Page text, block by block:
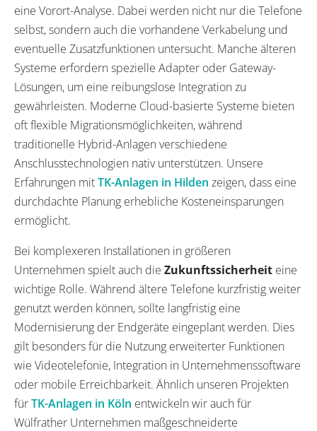
eine Vorort-Analyse. Dabei werden nicht nur die Telefone
selbst, sondern auch die vorhandene Verkabelung und
eventuelle Zusatzfunktionen untersucht. Manche älteren
Systeme erfordern spezielle Adapter oder Gateway-
Lösungen, um eine reibungslose Integration zu
gewährleisten. Moderne Cloud-basierte Systeme bieten
oft flexible Migrationsmöglichkeiten, während
traditionelle Hybrid-Anlagen verschiedene
Anschlusstechnologien nativ unterstützen. Unsere
Erfahrungen mitTK-Anlagen in Hilden zeigen, dass eine
durchdachte Planung erhebliche Kosteneinsparungen
ermöglicht.
Bei komplexeren Installationen in größeren
Unternehmen spielt auch die Zukunftssicherheit eine
wichtige Rolle. Während ältere Telefone kurzfristig weiter
genutzt werden können, sollte langfristig eine
Modernisierung der Endgeräte eingeplant werden. Dies
gilt besonders für die Nutzung erweiterter Funktionen
wie Videotelefonie, Integration in Unternehmenssoftware
oder mobile Erreichbarkeit. Ähnlich unseren Projekten
fürTK-Anlagen in Köln entwickeln wir auch für
Wülfrather Unternehmen maßgeschneiderte